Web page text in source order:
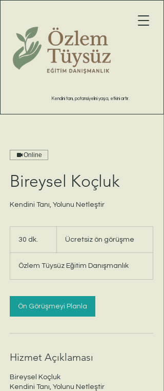
Kendini tanı, potansiyelini yaşa, etkini artır.
Bireysel Koçluk
Online
Bireysel Koçluk
Kendini Tanı, Yolunu Netleştir
30 dk.
k
.
görüşme
Ücretsiz ön görüşme
Özlem Tüysüz Eğitim Danışmanlık
Ön Görüşmeyi Planla
Hizmet Açıklaması
Bireysel Koçluk
Kendini Tanı, Yolunu Netleştir